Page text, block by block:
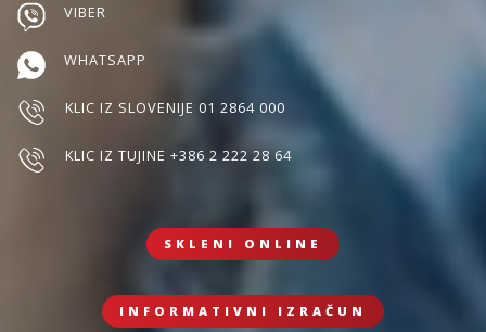
VIBER
WHATSAPP
KLIC IZ SLOVENIJE 01 2864 000
KLIC IZ TUJINE +386 2 222 28 64
SKLENI ONLINE
INFORMATIVNI IZRAČUN